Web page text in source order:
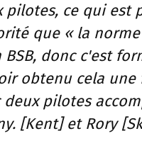
pilotes, ce qui est
que « la
BSB, donc c'est
obtenu cela une
deux pilotes
[Kent] et Rory